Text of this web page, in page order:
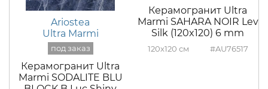
Ariostea
Ultra Marmi
Керамогранит Ultra
Marmi SODALITE BLU
Керамогранит Ultra
Marmi SAHARA NOIR Lev
Silk (120x120) 6 mm
120x120 #AU76517